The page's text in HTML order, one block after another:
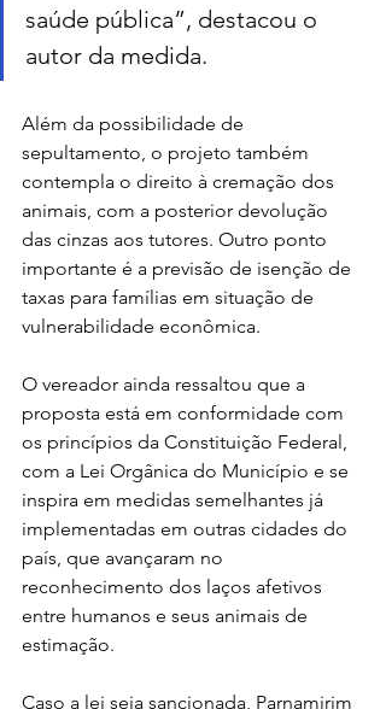
saúde pública”, destacou o
autor da medida.
Além da possibilidade de
sepultamento, o projeto também
contempla o direito à cremação dos
animais, com a posterior devolução
das cinzas aos tutores. Outro ponto
importante é a previsão de isenção de
taxas para famílias em situação de
vulnerabilidade econômica.
O vereador ainda ressaltou que a
proposta está em conformidade com
os princípios da Constituição Federal,
com a Lei Orgânica do Município e se
inspira em medidas semelhantes já
implementadas em outras cidades do
país, que avançaram no
reconhecimento dos laços afetivos
entre humanos e seus animais de
estimação.
Caso a lei seja sancionada, Parnamirim